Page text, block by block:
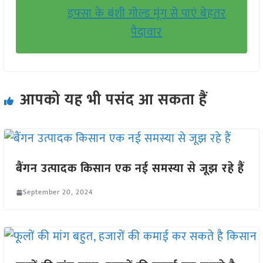
इफ्सा के बंशी गोल्ड मूंग से पाएं बेहतर
पैदावार
आपको यह भी पसंद आ सकता हैं
बैंगन उत्पादक किसान एक नई समस्या से जूझ रहे हैं
September 20, 2024